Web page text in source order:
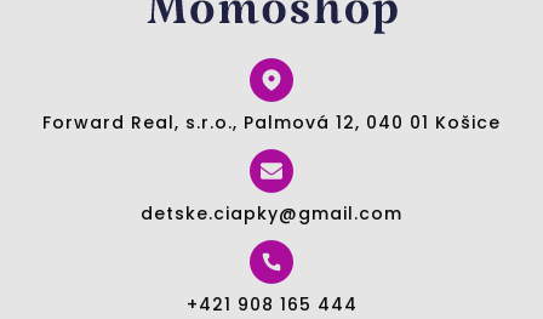
Forward Real, s.r.o., Palmová 12, 040 01 Košice
detske.ciapky@gmail.com
+421 908 165 444